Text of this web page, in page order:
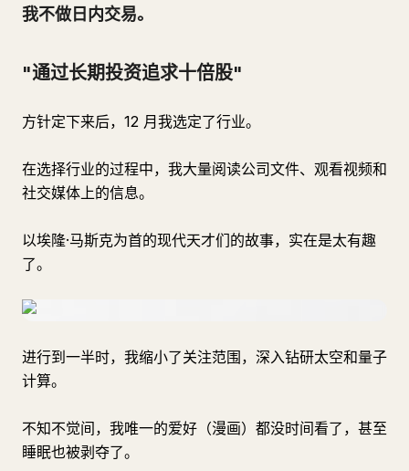
我不做日内交易。
"通过长期投资追求十倍股"
方针定下来后，12 月我选定了行业。
在选择行业的过程中，我大量阅读公司文件、观看视频和
社交媒体上的信息。
以埃隆·马斯克为首的现代天才们的故事，实在是太有趣
了。
进行到一半时，我缩小了关注范围，深入钻研太空和量子
计算。
不知不觉间，我唯一的爱好（漫画）都没时间看了，甚至
睡眠也被剥夺了。